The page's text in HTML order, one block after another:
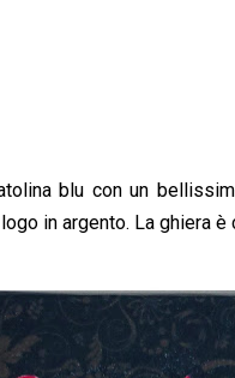
blu con un
in argento. La ghiera